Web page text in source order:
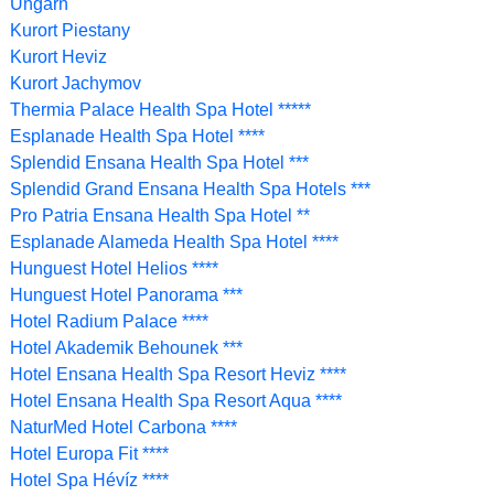
Kurort Piestany
Kurort Heviz
Kurort Jachymov
Thermia Palace Health Spa Hotel *****
Esplanade Health Spa Hotel ****
Splendid Ensana Health Spa Hotel ***
Splendid Grand Ensana Health Spa Hotels ***
Pro Patria Ensana Health Spa Hotel **
Esplanade Alameda Health Spa Hotel ****
Hunguest Hotel Helios ****
Hunguest Hotel Panorama ***
Hotel Radium Palace ****
Hotel Akademik Behounek ***
Hotel Ensana Health Spa Resort Heviz ****
Hotel Ensana Health Spa Resort Aqua ****
NaturMed Hotel Carbona ****
Hotel Europa Fit ****
Hotel Spa Hévíz ****